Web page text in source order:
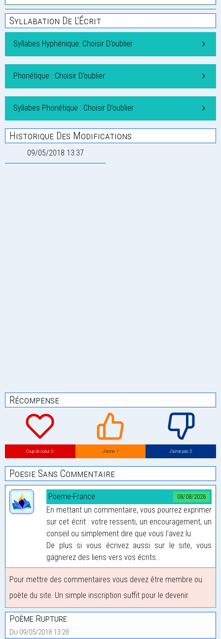
Syllabation De L'Écrit
Syllabes Hyphénique: Choisir D’oublier
Phonétique : Choisir D’oublier
Syllabes Phonétique : Choisir D’oublier
Historique Des Modifications
09/05/2018 13:37
Récompense
Coup de coeur: 0 J’aime: 1 J’aime pas: 0
Poesie Sans Commentaire
08/08/2026
Poeme-France
En mettant un commentaire, vous pourrez exprimer
sur cet écrit : votre ressenti, un encouragement, un
conseil ou simplement dire que vous l'avez lu.
De plus si vous écrivez aussi sur le site, vous
gagnerez des liens vers vos écrits...
Pour mettre des commentaires vous devez être membre ou
poète du site. Un simple inscription suffit pour le devenir.
Poème Rupture
Du 09/05/2018 13:28